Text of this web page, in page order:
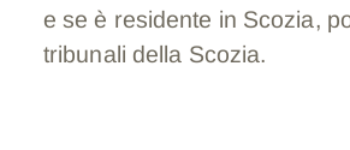
e se è residente in Scozia,
tribunali della Scozia.